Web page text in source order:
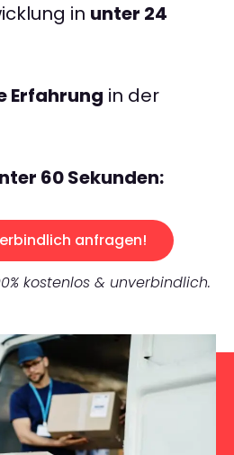
in unter 24
Erfahrung in der
60 Sekunden:
anfragen!
kostenlos & unverbindlich.